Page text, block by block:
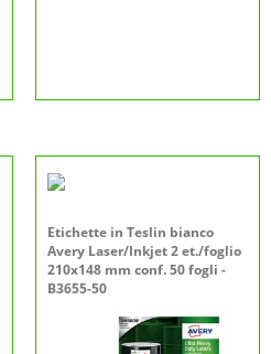
Etichette in Teslin bianco
Avery Laser/Inkjet 2 et./foglio
210x148 mm conf. 50 fogli -
B3655-50